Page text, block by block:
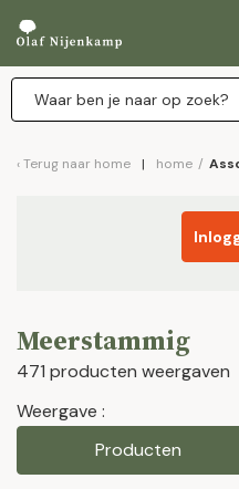
Terug naar home home /
Meerstammig
471 producten weergaven
Weergave :
Producten